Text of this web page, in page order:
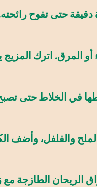
حتى تفوح
المزيج يغلي ثم خفّف
في الخلاط حتى
والفلفل، وأضف
الريحان الطازجة